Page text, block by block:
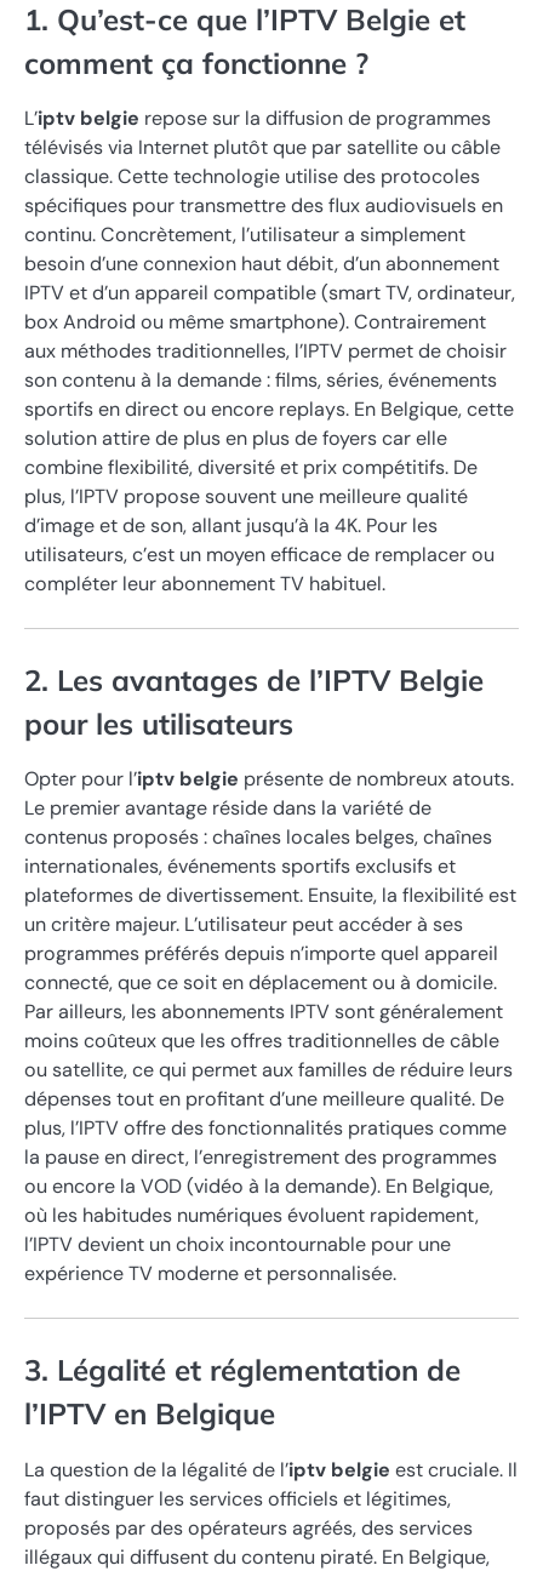
1. Qu’est-ce que l’IPTV Belgie et
comment ça fonctionne ?
L’iptv belgie repose sur la diffusion de programmes
télévisés via Internet plutôt que par satellite ou câble
classique. Cette technologie utilise des protocoles
spécifiques pour transmettre des flux audiovisuels en
continu. Concrètement, l’utilisateur a simplement
besoin d’une connexion haut débit, d’un abonnement
IPTV et d’un appareil compatible (smart TV, ordinateur,
box Android ou même smartphone). Contrairement
aux méthodes traditionnelles, l’IPTV permet de choisir
son contenu à la demande : films, séries, événements
sportifs en direct ou encore replays. En Belgique, cette
solution attire de plus en plus de foyers car elle
combine flexibilité, diversité et prix compétitifs. De
plus, l’IPTV propose souvent une meilleure qualité
d’image et de son, allant jusqu’à la 4K. Pour les
utilisateurs, c’est un moyen efficace de remplacer ou
compléter leur abonnement TV habituel.
2. Les avantages de l’IPTV Belgie
pour les utilisateurs
Opter pour l’iptv belgie présente de nombreux atouts.
Le premier avantage réside dans la variété de
contenus proposés : chaînes locales belges, chaînes
internationales, événements sportifs exclusifs et
plateformes de divertissement. Ensuite, la flexibilité est
un critère majeur. L’utilisateur peut accéder à ses
programmes préférés depuis n’importe quel appareil
connecté, que ce soit en déplacement ou à domicile.
Par ailleurs, les abonnements IPTV sont généralement
moins coûteux que les offres traditionnelles de câble
ou satellite, ce qui permet aux familles de réduire leurs
dépenses tout en profitant d’une meilleure qualité. De
plus, l’IPTV offre des fonctionnalités pratiques comme
la pause en direct, l’enregistrement des programmes
ou encore la VOD (vidéo à la demande). En Belgique,
où les habitudes numériques évoluent rapidement,
l’IPTV devient un choix incontournable pour une
expérience TV moderne et personnalisée.
3. Légalité et réglementation de
l’IPTV en Belgique
La question de la légalité de l’iptv belgie est cruciale. Il
faut distinguer les services officiels et légitimes,
proposés par des opérateurs agréés, des services
illégaux qui diffusent du contenu piraté. En Belgique,